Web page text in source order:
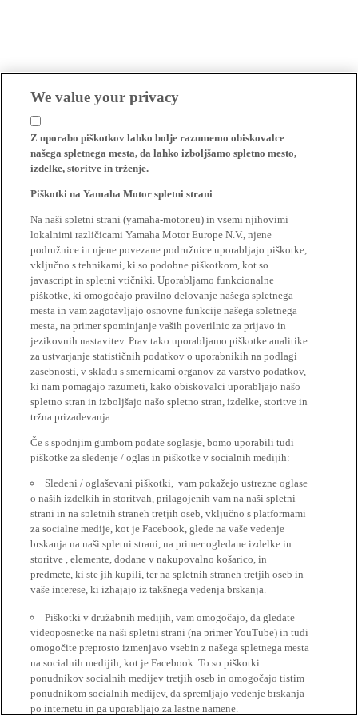
We value your privacy
Z uporabo piškotkov lahko bolje razumemo obiskovalce
našega spletnega mesta, da lahko izboljšamo spletno mesto,
izdelke, storitve in trženje.
Piškotki na Yamaha Motor spletni strani
Na naši spletni strani (yamaha-motor.eu) in vsemi njihovimi
lokalnimi različicami Yamaha Motor Europe N.V., njene
podružnice in njene povezane podružnice uporabljajo piškotke,
vključno s tehnikami, ki so podobne piškotkom, kot so
javascript in spletni vtičniki. Uporabljamo funkcionalne
piškotke, ki omogočajo pravilno delovanje našega spletnega
mesta in vam zagotavljajo osnovne funkcije našega spletnega
mesta, na primer spominjanje vaših poverilnic za prijavo in
jezikovnih nastavitev. Prav tako uporabljamo piškotke analitike
za ustvarjanje statističnih podatkov o uporabnikih na podlagi
zasebnosti, v skladu s smernicami organov za varstvo podatkov,
ki nam pomagajo razumeti, kako obiskovalci uporabljajo našo
spletno stran in izboljšajo našo spletno stran, izdelke, storitve in
tržna prizadevanja.
Če s spodnjim gumbom podate soglasje, bomo uporabili tudi
piškotke za sledenje / oglas in piškotke v socialnih medijih:
Sledeni / oglaševani piškotki, vam pokažejo ustrezne oglase
o naših izdelkih in storitvah, prilagojenih vam na naši spletni
strani in na spletnih straneh tretjih oseb, vključno s platformami
za socialne medije, kot je Facebook, glede na vaše vedenje
brskanja na naši spletni strani, na primer ogledane izdelke in
storitve , elemente, dodane v nakupovalno košarico, in
predmete, ki ste jih kupili, ter na spletnih straneh tretjih oseb in
vaše interese, ki izhajajo iz takšnega vedenja brskanja.
Piškotki v družabnih medijih, vam omogočajo, da gledate
videoposnetke na naši spletni strani (na primer YouTube) in tudi
omogočite preprosto izmenjavo vsebin z našega spletnega mesta
na socialnih medijih, kot je Facebook. To so piškotki
ponudnikov socialnih medijev tretjih oseb in omogočajo tistim
ponudnikom socialnih medijev, da spremljajo vedenje brskanja
po internetu in ga uporabljajo za lastne namene.